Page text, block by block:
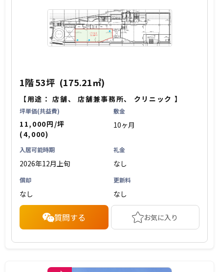
1階53坪 (175.21㎡)
【用途：店舗、 店舗兼事務所、 クリニック 】
坪単価(共益費)
11,000円/坪
(4,000)
敷金
10ヶ月
入居可能時期
2026年12月上旬
礼金
なし
償却
なし
更新料
なし
質問する お気に入り